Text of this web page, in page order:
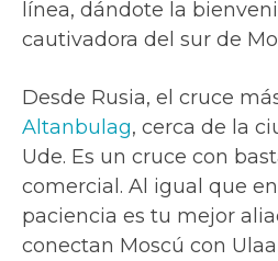
línea, dándote la
cautivadora del sur de
Desde Rusia, el cruce
Altanbulag, cerca de la
Ude. Es un cruce con
comercial. Al igual que
paciencia es tu mejor
conectan Moscú con